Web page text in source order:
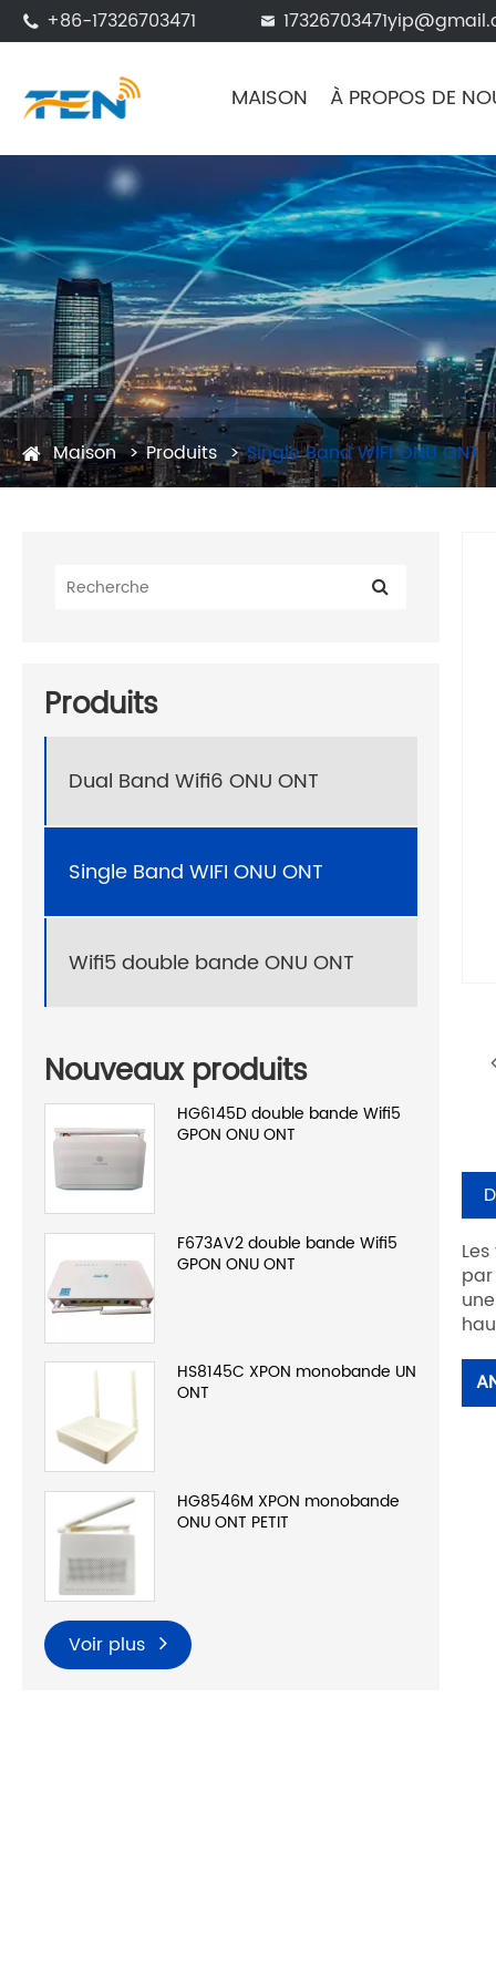
 +86-17326703471 
MAISON À PROPOS DE
Maison Produits Single Band WIFI ONU ONT
Produits
Dual Band Wifi6 ONU ONT
Single Band WIFI ONU ONT
Wifi5 double bande ONU ONT
Nouveaux produits
HG6145D double bande Wifi5
GPON ONU ONT
F673AV2 double bande Wifi5
GPON ONU ONT
HS8145C XPON monobande UN
ONT
HG8546M XPON monobande
ONU ONT PETIT
Voir plus